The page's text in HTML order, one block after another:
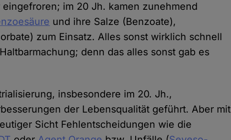
im 20 Jh. kamen zunehmend
und ihre Salze (Benzoate),
zum Einsatz. Alles sonst wirklich schnell
denn das alles sonst gab es
insbesondere im 20. Jh.,
der Lebensqualität geführt. Aber mit
Sicht Fehlentscheidungen wie die